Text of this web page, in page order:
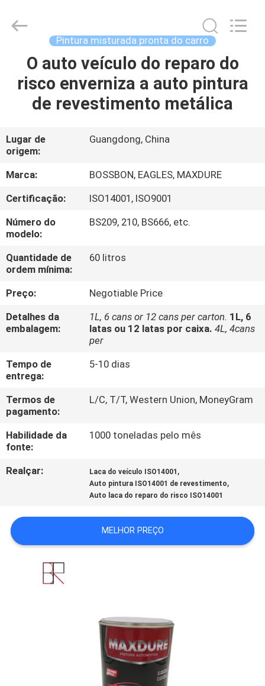
CASA
PRODUTOS
SOBRE
NÓS
EXCURSÃO
DA
FÁBRICA
CONTROLE
DA
QUALIDADE
CONTACTE-
NOS
NOTÍCIA
PEÇA
UMAS
MAPA
DO
Rights
Pintura misturada pronta do carro
O auto veículo do reparo do
risco enverniza a auto pintura
de revestimento metálica
Lugar de
origem:
Guangdong, China
Marca:
BOSSBON, EAGLES, MAXDURE
Certificação:
ISO14001, ISO9001
Número do
modelo:
BS209, 210, BS666, etc.
Quantidade de
ordem mínima:
60 litros
Preço:
Negotiable Price
Detalhes da
embalagem:
1L, 6 cans or 12 cans per carton. 1L, 6
latas ou 12 latas por caixa. 4L, 4cans
per
Tempo de
entrega:
5-10 dias
Termos de
pagamento:
L/C, T/T, Western Union, MoneyGram
Habilidade da
fonte:
1000 toneladas pelo mês
Realçar: Laca do veículo ISO14001 ,
Auto pintura ISO14001 de revestimento,
Auto laca do reparo do risco ISO14001
MELHOR PREÇO